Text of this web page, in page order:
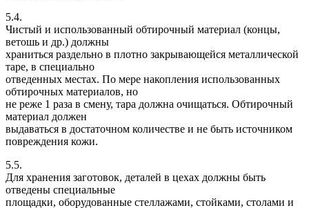
5.4.
Чистый и использованный обтирочный материал (концы,
ветошь и др.) должны
храниться раздельно в плотно закрывающейся металлической
таре, в специально
отведенных местах. По мере накопления использованных
обтирочных материалов, но
не реже 1 раза в смену, тара должна очищаться. Обтирочный
материал должен
выдаваться в достаточном количестве и не быть источником
повреждения кожи.
5.5.
Для хранения заготовок, деталей в цехах должны быть
отведены специальные
площадки, оборудованные стеллажами, стойками, столами и